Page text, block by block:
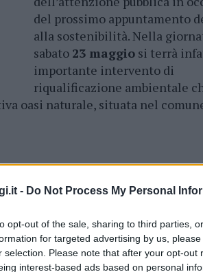
- Do Not Process My Personal
opt-out of the sale, sharing to third parties,
for targeted advertising by us,
selection. Please note that after your opt-out
interest-based ads based on personal
del prossimo appuntamento
alla sostenibilità. Nella
sabato 23 maggio si terrà
importante intervento di
riqualificazione ambientale
oasi naturale, situata nel
celebre campagna nazionale
Un’iniziativa storica che
Italia per contrastare
coste. Per l’appuntamento
più profondo grazie alla